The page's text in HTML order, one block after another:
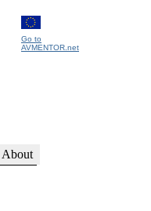
Go to
AVMENTOR.net
About